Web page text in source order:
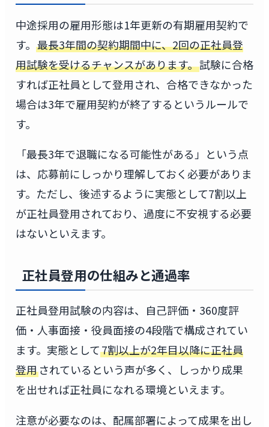
中途採用の雇用形態は1年更新の有期雇用契約で
す。 最長3年間の契約期間中に、2回の正社員登
用試験を受けるチャンスがあります。試験に合格
すれば正社員として登用され、合格できなかった
場合は3年で雇用契約が終了するというルールで
す。
「最長3年で退職になる可能性がある」という点
は、応募前にしっかり理解しておく必要がありま
す。ただし、後述するように実態として7割以上
が正社員登用されており、過度に不安視する必要
はないといえます。
正社員登用の仕組みと通過率
正社員登用試験の内容は、自己評価・360度評
価・人事面接・役員面接の4段階で構成されてい
ます。実態として7割以上が2年目以降に正社員
登用されているという声が多く、しっかり成果
を出せれば正社員になれる環境といえます。
注意が必要なのは、配属部署によって成果を出し